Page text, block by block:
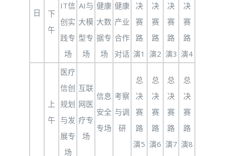
日
下
午
IT信
创实
践专
场
AI与
大模
型专
场
健康
大数
据专
场
健康
产业
合作
对话
决
赛
路
演1
决
赛
路
演2
决
赛
路
演3
决
赛
路
演4
上
午
医疗
信创
规划
与发
展专
场
互联
网医
疗专
场
信息
安全
专场
考察
与调
研
总
决
赛
路
演5
总
决
赛
路
演6
总
决
赛
路
演7
总
决
赛
路
演8